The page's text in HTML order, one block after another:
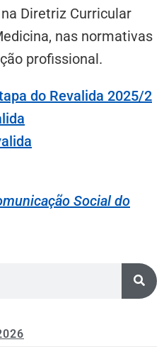
Diretriz Curricular
nas normativas
profissional.
do Revalida 2025/2
Social do